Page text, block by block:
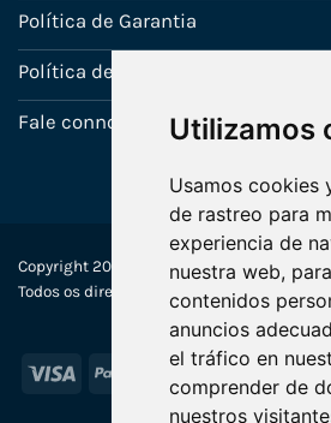
Utilizamos
Usamos cookies
de rastreo para
experiencia de
nuestra web,
contenidos
anuncios
el tráfico en
comprender de
nuestros
Política de Garantia
Política de utilização de cookies
Fale connosco
Copyright 2022-2025 © Ecosistemas
Todos os direitos reservados
Visa PayPal Stripe